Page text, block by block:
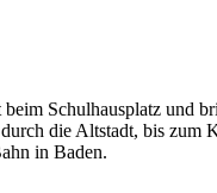
beim Schulhausplatz und
durch die Altstadt, bis zum
in Baden.